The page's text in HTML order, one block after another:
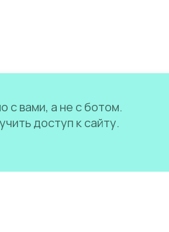
с вами, а не с ботом.
доступ к сайту.